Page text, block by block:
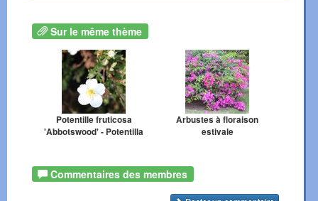
Sur le même thème
Potentille fruticosa
'Abbotswood' - Potentilla
Arbustes à floraison
estivale
Commentaires des membres